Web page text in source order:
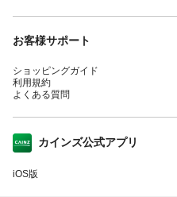
お客様サポート
ショッピングガイド
利用規約
よくある質問
カインズ公式アプリ
iOS版